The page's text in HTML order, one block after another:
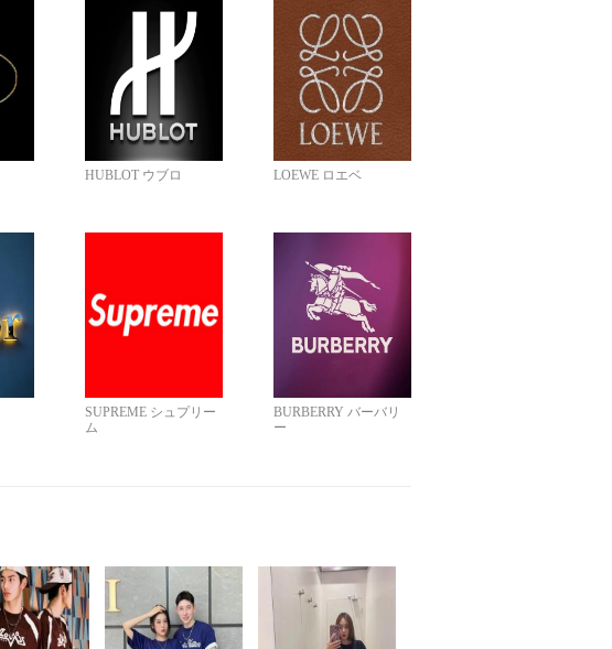
HUBLOT ウブロ LOEWE ロエベ
SUPREME シュプリー
ム
BURBERRY バーバリ
ー